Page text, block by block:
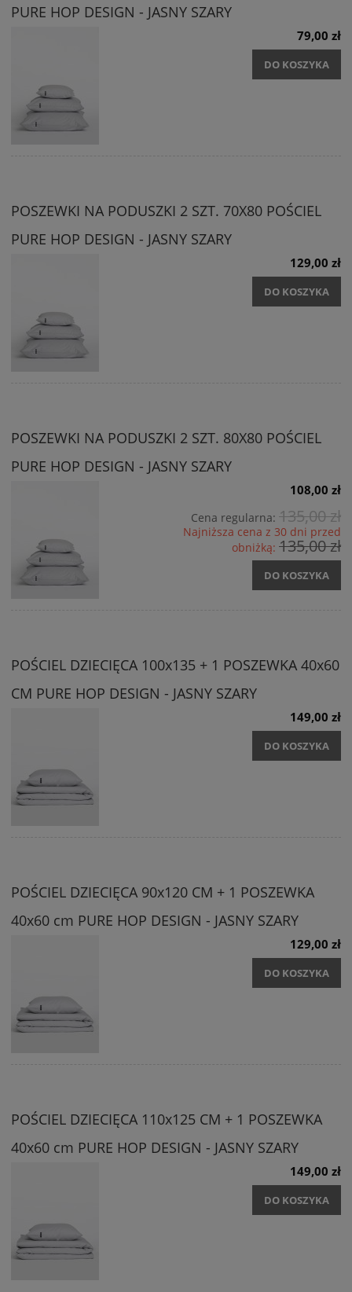
PURE HOP DESIGN - JASNY SZARY
79,00 zł
DO KOSZYKA
POSZEWKI NA PODUSZKI 2 SZT. 70X80 POŚCIEL
PURE HOP DESIGN - JASNY SZARY
129,00 zł
DO KOSZYKA
POSZEWKI NA PODUSZKI 2 SZT. 80X80 POŚCIEL
PURE HOP DESIGN - JASNY SZARY
108,00 zł
Cena regularna: 135,00 zł
Najniższa cena z 30 dni przed
obniżką: 135,00 zł
DO KOSZYKA
POŚCIEL DZIECIĘCA 100x135 + 1 POSZEWKA 40x60
CM PURE HOP DESIGN - JASNY SZARY
149,00 zł
DO KOSZYKA
POŚCIEL DZIECIĘCA 90x120 CM + 1 POSZEWKA
40x60 cm PURE HOP DESIGN - JASNY SZARY
129,00 zł
DO KOSZYKA
POŚCIEL DZIECIĘCA 110x125 CM + 1 POSZEWKA
40x60 cm PURE HOP DESIGN - JASNY SZARY
149,00 zł
DO KOSZYKA